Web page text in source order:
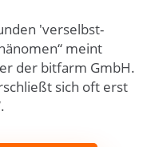
'ver­selbst­
meint
der bitfarm GmbH.
sich oft erst